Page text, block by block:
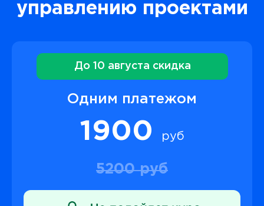
управлению проектами
До 10 августа скидка
Одним платежом
1900 руб
5200 руб